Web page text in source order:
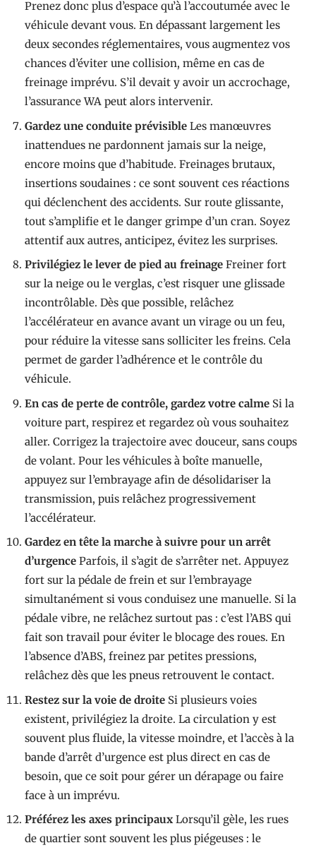
Prenez donc plus d’espace qu’à l’accoutumée avec le
véhicule devant vous. En dépassant largement les
deux secondes réglementaires, vous augmentez vos
chances d’éviter une collision, même en cas de
freinage imprévu. S’il devait y avoir un accrochage,
l’assurance WA peut alors intervenir.
Gardez une conduite prévisible Les manœuvres
inattendues ne pardonnent jamais sur la neige,
encore moins que d’habitude. Freinages brutaux,
insertions soudaines : ce sont souvent ces réactions
qui déclenchent des accidents. Sur route glissante,
tout s’amplifie et le danger grimpe d’un cran. Soyez
attentif aux autres, anticipez, évitez les surprises.
Privilégiez le lever de pied au freinage Freiner fort
sur la neige ou le verglas, c’est risquer une glissade
incontrôlable. Dès que possible, relâchez
l’accélérateur en avance avant un virage ou un feu,
pour réduire la vitesse sans solliciter les freins. Cela
permet de garder l’adhérence et le contrôle du
véhicule.
En cas de perte de contrôle, gardez votre calme Si la
voiture part, respirez et regardez où vous souhaitez
aller. Corrigez la trajectoire avec douceur, sans coups
de volant. Pour les véhicules à boîte manuelle,
appuyez sur l’embrayage afin de désolidariser la
transmission, puis relâchez progressivement
l’accélérateur.
Gardez en tête la marche à suivre pour un arrêt
d’urgence Parfois, il s’agit de s’arrêter net. Appuyez
fort sur la pédale de frein et sur l’embrayage
simultanément si vous conduisez une manuelle. Si la
pédale vibre, ne relâchez surtout pas : c’est l’ABS qui
fait son travail pour éviter le blocage des roues. En
l’absence d’ABS, freinez par petites pressions,
relâchez dès que les pneus retrouvent le contact.
Restez sur la voie de droite Si plusieurs voies
existent, privilégiez la droite. La circulation y est
souvent plus fluide, la vitesse moindre, et l’accès à la
bande d’arrêt d’urgence est plus direct en cas de
besoin, que ce soit pour gérer un dérapage ou faire
face à un imprévu.
Préférez les axes principauxLorsqu’il gèle, les rues
de quartier sont souvent les plus piégeuses : le